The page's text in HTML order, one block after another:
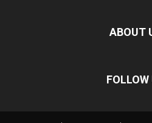
ABOUT
FOLLOW